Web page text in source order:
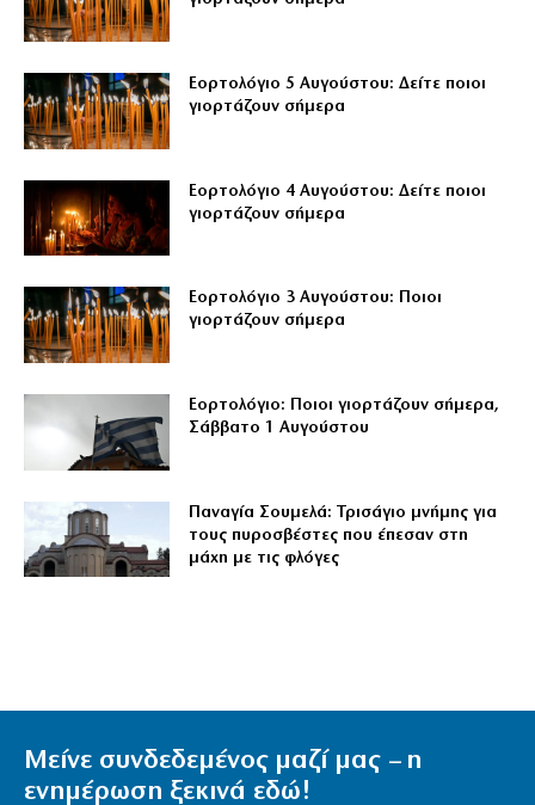
Εορτολόγιο 5 Αυγούστου: Δείτε ποιοι
γιορτάζουν σήμερα
Εορτολόγιο 4 Αυγούστου: Δείτε ποιοι
γιορτάζουν σήμερα
Εορτολόγιο 3 Αυγούστου: Ποιοι
γιορτάζουν σήμερα
Εορτολόγιο: Ποιοι γιορτάζουν σήμερα,
Σάββατο 1 Αυγούστου
Παναγία Σουμελά: Τρισάγιο μνήμης για
τους πυροσβέστες που έπεσαν στη
μάχη με τις φλόγες
Μείνε συνδεδεμένος μαζί μας – η
ενημέρωση ξεκινά εδώ!